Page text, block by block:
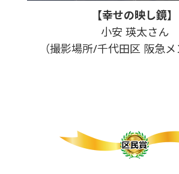
【幸せの映し鏡】
小安 瑛太さん
（撮影場所/千代田区 阪急メ